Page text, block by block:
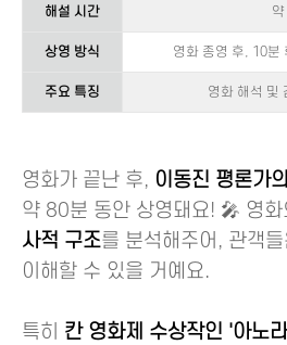
해설 시간
상영 방식 영화 종영 후, 10분
주요 특징 영화 해석 및
영화가 끝난 후, 이동진 평론가
약 80분 동안 상영돼요! 🎤 영화
사적 구조를 분석해주어, 관객
이해할 수 있을 거예요.
특히 칸 영화제 수상작인 '아노